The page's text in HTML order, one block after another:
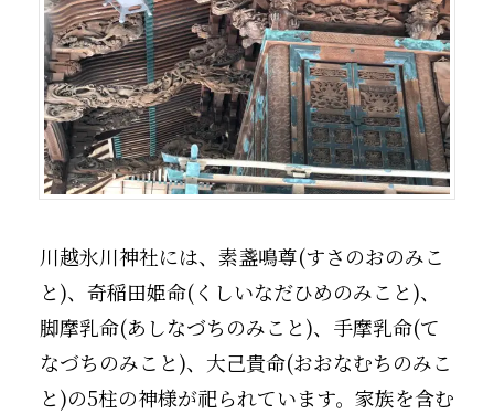
川越氷川神社には、素盞鳴尊(すさのおのみこ
と)、奇稲田姫命(くしいなだひめのみこと)、
脚摩乳命(あしなづちのみこと)、手摩乳命(て
なづちのみこと)、大己貴命(おおなむちのみこ
と)の5柱の神様が祀られています。家族を含む